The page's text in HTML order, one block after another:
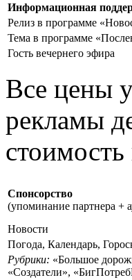
Информационная
Релиз в программе
Тема в программе
Гость вечернего эфира
Все цены
рекламы
Спонсорство
(упоминание партнера +
Новости
Погода, Календарь,
Рубрики: «Большое
«Создатели»,